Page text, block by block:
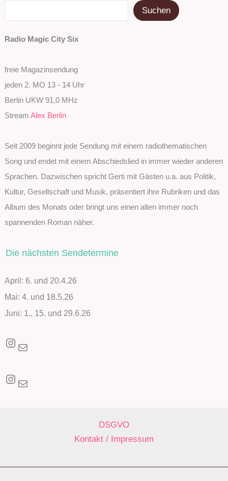
Suchen
Radio Magic City Six
freie Magazinsendung
jeden 2. MO 13 - 14 Uhr
Berlin UKW 91,0 MHz
StreamAlex Berlin
Seit 2009 beginnt jede Sendung mit einem radiothematischen
Song und endet mit einem Abschiedslied in immer wieder anderen
Sprachen. Dazwischen spricht Gerti mit Gästen u.a. aus Politik,
Kultur, Gesellschaft und Musik, präsentiert ihre Rubriken und das
Album des Monats oder bringt uns einen alten immer noch
spannenden Roman näher.
Die nächsten Sendetermine
April: 6. und 20.4.26
Mai: 4. und 18.5.26
Juni: 1., 15. und 29.6.26
Instagram E-Mail
Instagram E-Mail
DSGVO
Kontakt / Impressum